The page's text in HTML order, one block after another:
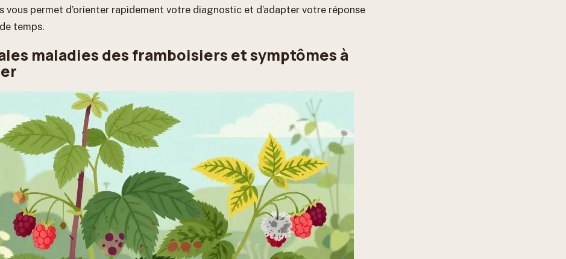
vous permet d’orienter rapidement votre diagnostic et d’adapter votre réponse
temps.
maladies des framboisiers et symptômes à